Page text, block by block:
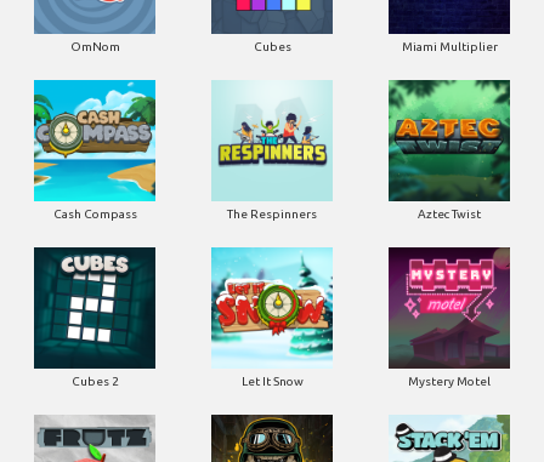
OmNom Cubes Miami Multiplier
Cash Compass The Respinners Aztec Twist
Cubes 2 Let It Snow Mystery Motel